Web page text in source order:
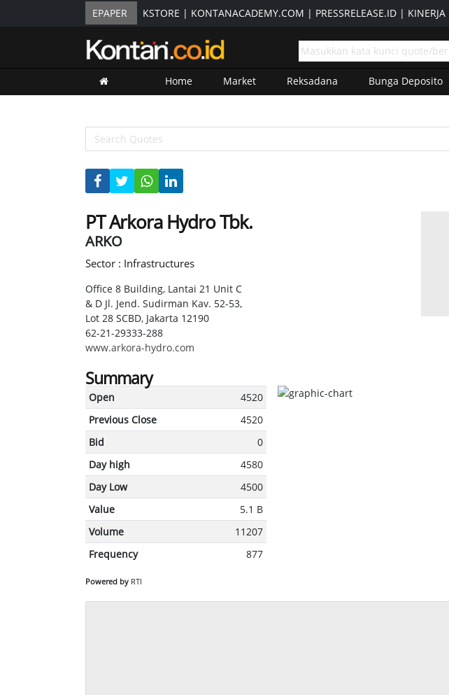
EPAPER KSTORE | KONTANACADEMY.COM | PRESSRELEASE.ID |
Home Market Reksadana Bunga Deposito
PT Arkora Hydro Tbk.
ARKO
Sector : Infrastructures
Office 8 Building, Lantai 21 Unit C
& D Jl. Jend. Sudirman Kav. 52-53,
Lot 28 SCBD, Jakarta 12190
62-21-29333-288
www.arkora-hydro.com
Summary
Open
4520
Previous Close
4520
Bid
0
Day high
4580
Day Low
4500
Value
5.1 B
Volume
11207
Frequency
877
Powered by RTI